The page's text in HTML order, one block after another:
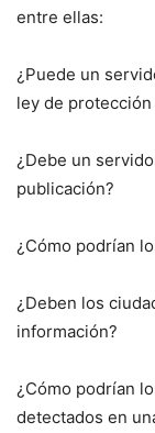
entre ellas:
¿Puede un
ley de protección
¿Debe un
publicación?
¿Cómo podrían
¿Deben los
información?
¿Cómo podrían
detectados en